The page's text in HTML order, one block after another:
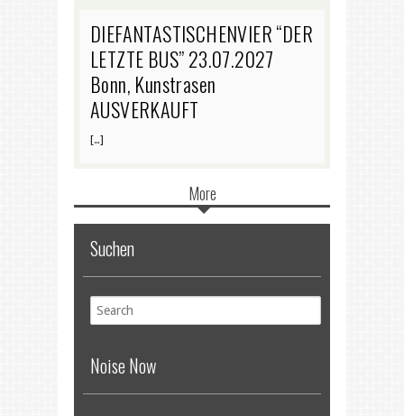
DIEFANTASTISCHENVIER “DER
LETZTE BUS” 23.07.2027
Bonn, Kunstrasen
AUSVERKAUFT
[…]
More
Suchen
Noise Now